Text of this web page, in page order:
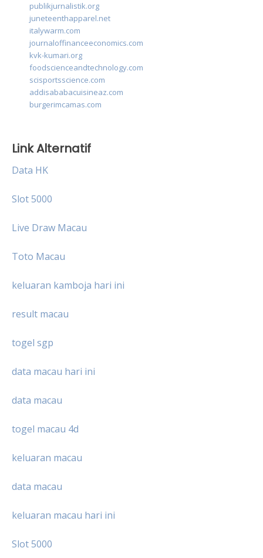
publikjurnalistik.org
juneteenthapparel.net
italywarm.com
journaloffinanceeconomics.com
kvk-kumari.org
foodscienceandtechnology.com
scisportsscience.com
addisababacuisineaz.com
burgerimcamas.com
Link Alternatif
Data HK
Slot 5000
Live Draw Macau
Toto Macau
keluaran kamboja hari ini
result macau
togel sgp
data macau hari ini
data macau
togel macau 4d
keluaran macau
data macau
keluaran macau hari ini
Slot 5000